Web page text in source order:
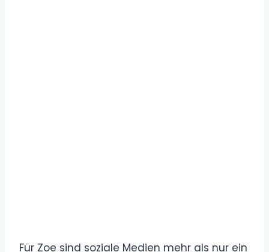
Für Zoe sind soziale Medien mehr als nur ein